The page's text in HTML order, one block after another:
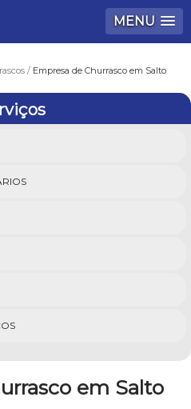
MENU
Empresa de Churrasco em Salto
em Salto